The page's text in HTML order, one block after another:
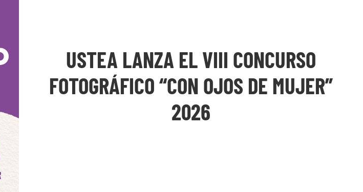
USTEA LANZA EL VIII CONCURSO
FOTOGRÁFICO “CON OJOS DE MUJER”
2026